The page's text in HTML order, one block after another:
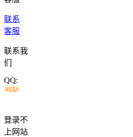
联系
客服
联系我
们
QQ:
登录不
上网站